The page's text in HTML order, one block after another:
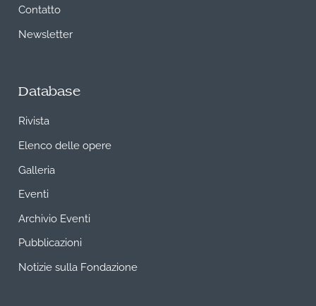
Contatto
Newsletter
Database
Rivista
Elenco delle opere
Galleria
Eventi
Archivio Eventi
Pubblicazioni
Notizie sulla Fondazione